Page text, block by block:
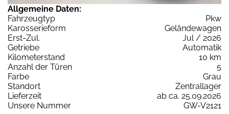
Allgemeine Daten:
Fahrzeugtyp
Pkw
Karosserieform
Geländewagen
Erst-Zul.
Jul / 2026
Getriebe
Automatik
Kilometerstand
10 km
Anzahl der Türen
5
Farbe
Grau
Standort
Zentrallager
Lieferzeit
ab ca. 25.09.2026
Unsere Nummer
GW-V2121